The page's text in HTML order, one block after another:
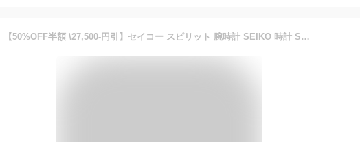
【50%OFF半額 \27,500-円引】セイコー スピリット 腕時計 SEIKO 時計 SPIRIT SEIKO 腕時計 セイコー時計 メンズ ブラック SBTM169 メタル 正規品 ソーラー 電波 流通 限定 防水 シルバー 卒業 入学 就職 祝い 中学生 高校生 大学生 社会人 受験 母の日 観光 遠足 旅行